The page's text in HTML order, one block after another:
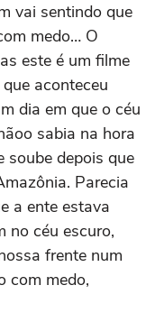
vai sentindo que
medo… O
este é um filme
aconteceu
dia em que o céu
sabia na hora
soube depois que
Parecia
a ente estava
no céu escuro,
frente num
com medo,